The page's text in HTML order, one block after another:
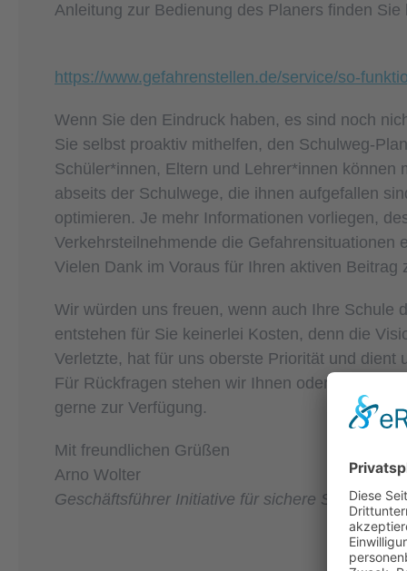
Anleitung zur Bedienung des Planers finden Sie
https://www.gefahrenstellen.de/service/so-
Wenn Sie den Eindruck haben, es sind noch
Sie selbst proaktiv mithelfen, den Schulweg-
Schüler*innen, Eltern und Lehrer*innen können
abseits der Schulwege, die ihnen aufgefallen
optimieren. Je mehr Informationen vorliegen,
Verkehrsteilnehmende die Gefahrensituationen
Vielen Dank im Voraus für Ihren aktiven Beitrag
Wir würden uns freuen, wenn auch Ihre Schule
entstehen für Sie keinerlei Kosten, denn die
Verletzte, hat für uns oberste Priorität und dient
Für Rückfragen stehen wir Ihnen oder der
gerne zur Verfügung.
Mit freundlichen Grüßen
Arno Wolter
Geschäftsführer Initiative für sichere Straßen